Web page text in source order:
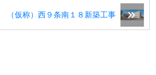
（仮称）西９条南１８新築工事